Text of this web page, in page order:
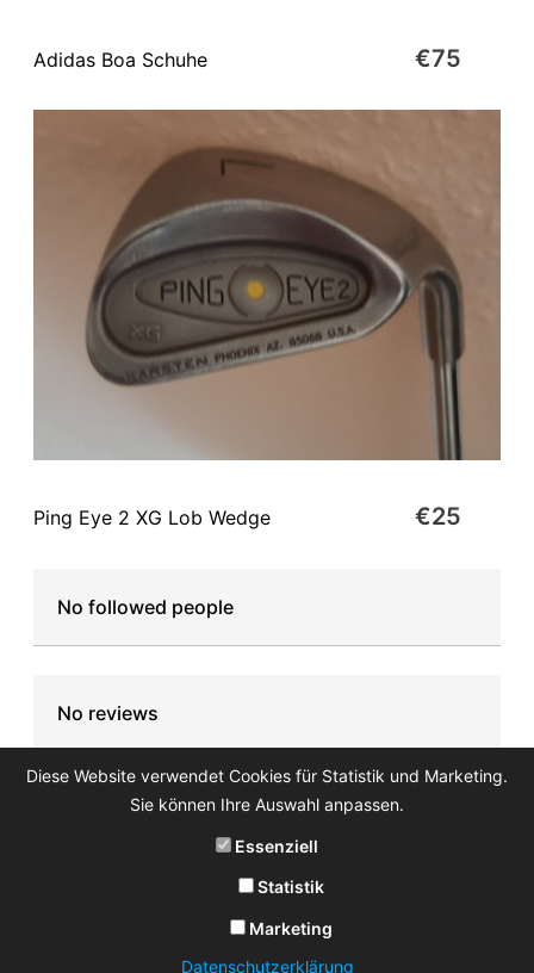
Adidas Boa Schuhe €75
Ping Eye 2 XG Lob Wedge €25
No followed people
No reviews
Diese Website verwendet Cookies für Statistik und Marketing.
Sie können Ihre Auswahl anpassen.
Essenziell
Statistik
Marketing
Datenschutzerklärung